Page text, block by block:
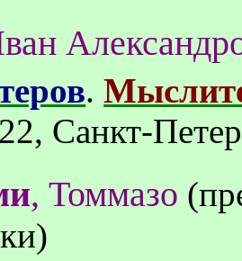
.
Санкт-
, Томмазо